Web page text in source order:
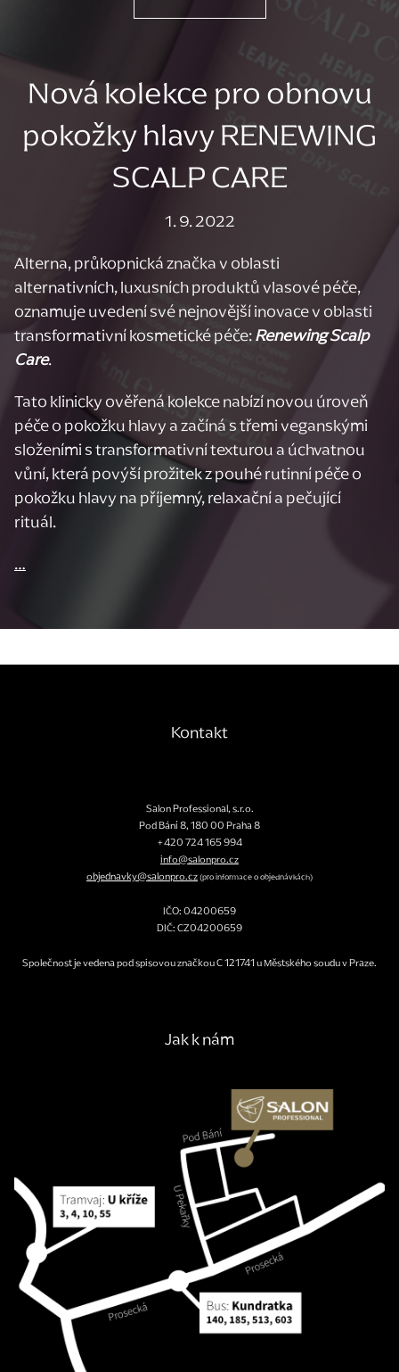
Nová kolekce pro obnovu
pokožky hlavy RENEWING
SCALP CARE
1. 9. 2022
Alterna, průkopnická značka v oblasti
alternativních, luxusních produktů vlasové péče,
oznamuje uvedení své nejnovější inovace v oblasti
transformativní kosmetické péče:Renewing Scalp
Care.
Tato klinicky ověřená kolekce nabízí novou úroveň
péče o pokožku hlavy a začíná s třemi veganskými
složeními s transformativní texturou a úchvatnou
vůní, která povýší prožitek z pouhé rutinní péče o
pokožku hlavy na příjemný, relaxační a pečující
rituál.
…
Kontakt
Salon Professional, s.r.o.
Pod Bání 8,180 00Praha 8
+420 724 165 994
info@salonpro.cz
objednavky@salonpro.cz(pro informace o objednávkách)
IČO: 04200659
DIČ: CZ04200659
Společnost je vedena pod spisovou značkou C 121741 u Městského soudu v Praze.
Jak k nám